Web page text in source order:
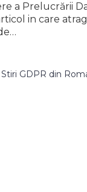
a Prelucrării
in care
Stiri GDPR din